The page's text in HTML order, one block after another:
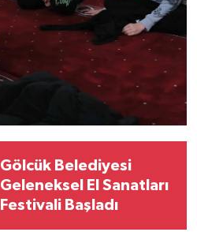
Gölcük Belediyesi
Geleneksel El Sanatları
Festivali Başladı